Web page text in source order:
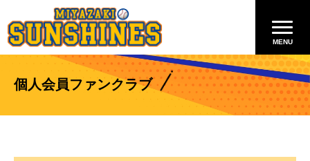
個人会員ファンクラブ